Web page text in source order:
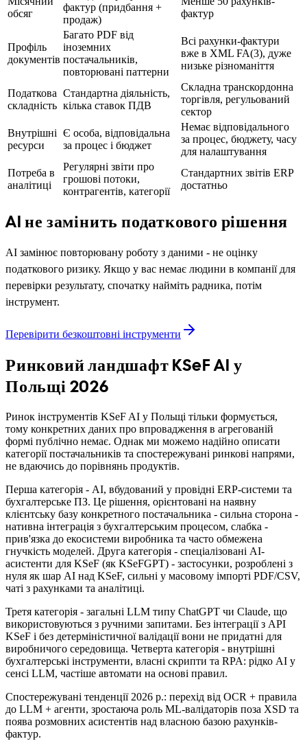
обсяг
фактур (придбання +
продаж)
фактур
Профіль
документів
Багато PDF від
іноземних
постачальників,
повторювані паттерни
Всі рахунки-фактури
вже в XML FA(3), дуже
низьке різноманіття
Податкова
складність
Стандартна діяльність,
кілька ставок ПДВ
Складна транскордонна
торгівля, регульований
сектор
Внутрішні
ресурси
Є особа, відповідальна
за процес і бюджет
Немає відповідального
за процес, бюджету, часу
для налаштування
Потреба в
аналітиці
Регулярні звіти про
грошові потоки,
контрагентів, категорії
Стандартних звітів ERP
достатньо
AI не замінить податкового рішення
AI замінює повторювану роботу з даними - не оцінку
податкового ризику. Якщо у вас немає людини в компанії для
перевірки результату, спочатку найміть радника, потім
інструмент.
Перевірити безкоштовні інструменти
Ринковий ландшафт KSeF AI у
Польщі 2026
Ринок інструментів KSeF AI у Польщі тільки формується,
тому конкретних даних про впровадження в агрегованій
формі публічно немає. Однак ми можемо надійно описати
категорії постачальників та спостережувані ринкові напрями,
не вдаючись до порівнянь продуктів.
Перша категорія - AI, вбудований у провідні ERP-системи та
бухгалтерське ПЗ. Це рішення, орієнтовані на наявну
клієнтську базу конкретного постачальника - сильна сторона -
нативна інтеграція з бухгалтерським процесом, слабка -
прив'язка до екосистеми виробника та часто обмежена
гнучкість моделей. Друга категорія - спеціалізовані AI-
асистенти для KSeF (як KSeFGPT) - застосунки, розроблені з
нуля як шар AI над KSeF, сильні у масовому імпорті PDF/CSV,
чаті з рахунками та аналітиці.
Третя категорія - загальні LLM типу ChatGPT чи Claude, що
використовуються з ручними запитами. Без інтеграції з API
KSeF і без детерміністичної валідації вони не придатні для
виробничого середовища. Четверта категорія - внутрішні
бухгалтерські інструменти, власні скрипти та RPA: рідко AI у
сенсі LLM, частіше автомати на основі правил.
Спостережувані тенденції 2026 р.: перехід від OCR + правила
до LLM + агенти, зростаюча роль ML-валідаторів поза XSD та
поява розмовних асистентів над власною базою рахунків-
фактур.